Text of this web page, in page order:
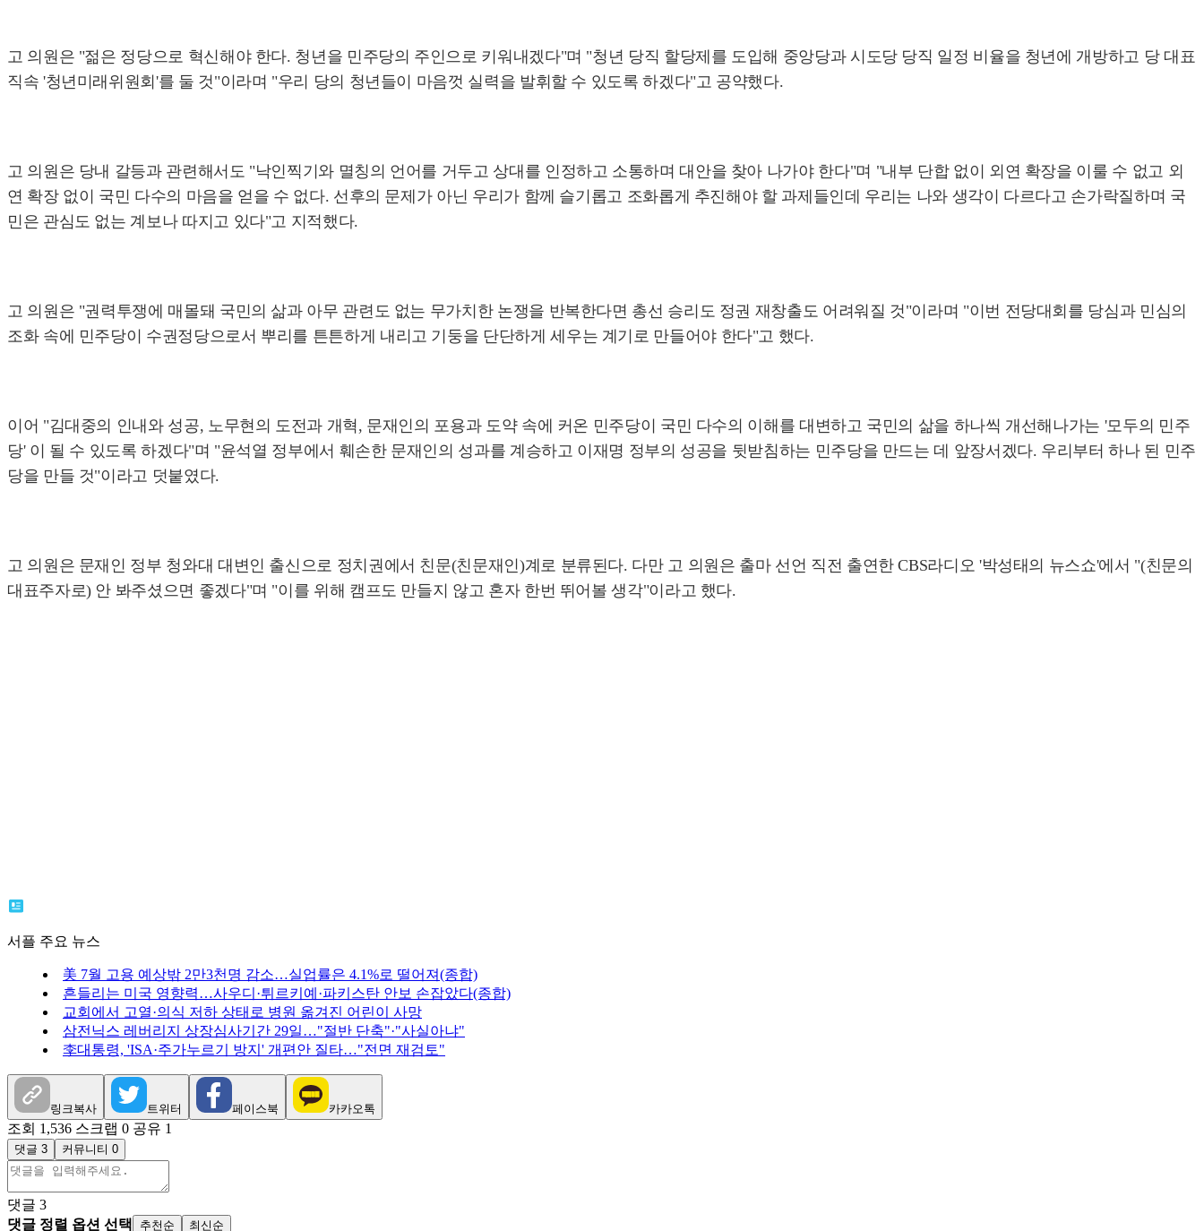
고 의원은 "젊은 정당으로 혁신해야 한다. 청년을 민주당의 주인으로 키워내겠다"며 "청년 당직 할당제를 도입해 중앙당과 시도당 당직 일정 비율을 청년에 개방하고 당 대표
직속 '청년미래위원회'를 둘 것"이라며 "우리 당의 청년들이 마음껏 실력을 발휘할 수 있도록 하겠다"고 공약했다.
고 의원은 당내 갈등과 관련해서도 "낙인찍기와 멸칭의 언어를 거두고 상대를 인정하고 소통하며 대안을 찾아 나가야 한다"며 "내부 단합 없이 외연 확장을 이룰 수 없고 외
연 확장 없이 국민 다수의 마음을 얻을 수 없다. 선후의 문제가 아닌 우리가 함께 슬기롭고 조화롭게 추진해야 할 과제들인데 우리는 나와 생각이 다르다고 손가락질하며 국
민은 관심도 없는 계보나 따지고 있다"고 지적했다.
고 의원은 "권력투쟁에 매몰돼 국민의 삶과 아무 관련도 없는 무가치한 논쟁을 반복한다면 총선 승리도 정권 재창출도 어려워질 것"이라며 "이번 전당대회를 당심과 민심의
조화 속에 민주당이 수권정당으로서 뿌리를 튼튼하게 내리고 기둥을 단단하게 세우는 계기로 만들어야 한다"고 했다.
이어 "김대중의 인내와 성공, 노무현의 도전과 개혁, 문재인의 포용과 도약 속에 커온 민주당이 국민 다수의 이해를 대변하고 국민의 삶을 하나씩 개선해나가는 '모두의 민주
당' 이 될 수 있도록 하겠다"며 "윤석열 정부에서 훼손한 문재인의 성과를 계승하고 이재명 정부의 성공을 뒷받침하는 민주당을 만드는 데 앞장서겠다. 우리부터 하나 된 민주
당을 만들 것"이라고 덧붙였다.
고 의원은 문재인 정부 청와대 대변인 출신으로 정치권에서 친문(친문재인)계로 분류된다. 다만 고 의원은 출마 선언 직전 출연한 CBS라디오 '박성태의 뉴스쇼'에서 "(친문의
대표주자로) 안 봐주셨으면 좋겠다"며 "이를 위해 캠프도 만들지 않고 혼자 한번 뛰어볼 생각"이라고 했다.
서플 주요 뉴스
美 7월 고용 예상밖 2만3천명 감소…실업률은 4.1%로 떨어져(종합)
흔들리는 미국 영향력…사우디·튀르키예·파키스탄 안보 손잡았다(종합)
교회에서 고열·의식 저하 상태로 병원 옮겨진 어린이 사망
삼전닉스 레버리지 상장심사기간 29일…"절반 단축"·"사실아냐"
李대통령, 'ISA·주가누르기 방지' 개편안 질타…"전면 재검토"
링크복사 트위터 페이스북 카카오톡
조회 1,536 스크랩 0 공유 1
댓글 3 커뮤니티 0
댓글 3
댓글 정렬 옵션 선택
추천순 최신순